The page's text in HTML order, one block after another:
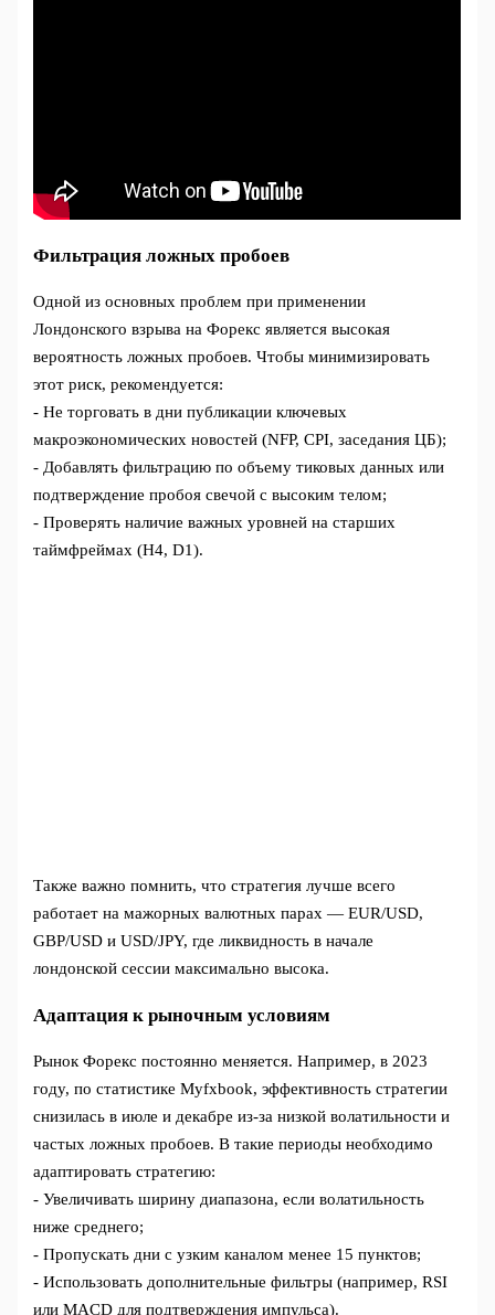
Фильтрация ложных пробоев
Одной из основных проблем при применении
Лондонского взрыва на Форекс является высокая
вероятность ложных пробоев. Чтобы минимизировать
этот риск, рекомендуется:
- Не торговать в дни публикации ключевых
макроэкономических новостей (NFP, CPI, заседания ЦБ);
- Добавлять фильтрацию по объему тиковых данных или
подтверждение пробоя свечой с высоким телом;
- Проверять наличие важных уровней на старших
таймфреймах (H4, D1).
Также важно помнить, что стратегия лучше всего
работает на мажорных валютных парах — EUR/USD,
GBP/USD и USD/JPY, где ликвидность в начале
лондонской сессии максимально высока.
Адаптация к рыночным условиям
Рынок Форекс постоянно меняется. Например, в 2023
году, по статистике Myfxbook, эффективность стратегии
снизилась в июле и декабре из-за низкой волатильности и
частых ложных пробоев. В такие периоды необходимо
адаптировать стратегию:
- Увеличивать ширину диапазона, если волатильность
ниже среднего;
- Пропускать дни с узким каналом менее 15 пунктов;
- Использовать дополнительные фильтры (например, RSI
или MACD для подтверждения импульса).